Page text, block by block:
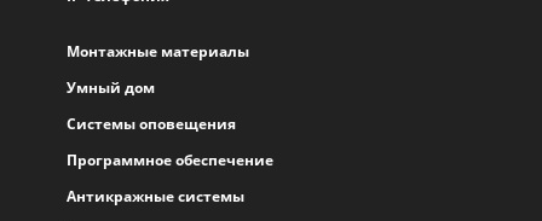
Монтажные материалы
Умный дом
Системы оповещения
Программное обеспечение
Антикражные системы